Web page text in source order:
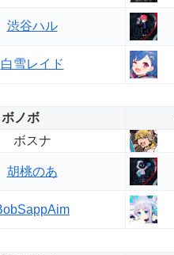
渋谷ハル
白雪レイド
ボノボ
ボスナ
胡桃のあ